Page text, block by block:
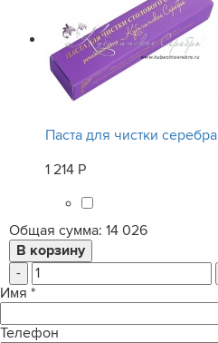
Паста для чистки серебра
1 214 Р
Общая сумма: 14 026
-
Имя *
Телефон